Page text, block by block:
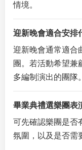
情境。
迎新晚會適合安排
迎新晚會通常適合
團。若活動希望兼
多編制演出的團隊。
畢業典禮選樂團表
可先確認樂團是否
氛圍，以及是否需